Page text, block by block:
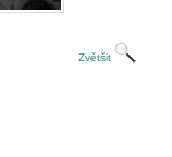
Zvětšit